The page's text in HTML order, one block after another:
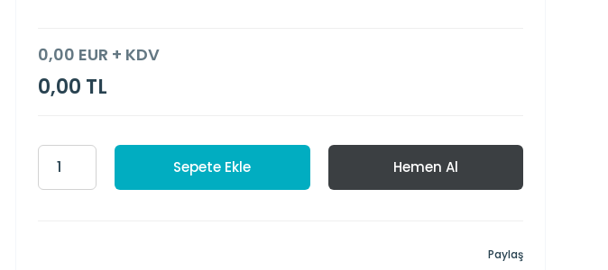
0,00 EUR + KDV
0,00 TL
Sepete Ekle Hemen Al
Paylaş